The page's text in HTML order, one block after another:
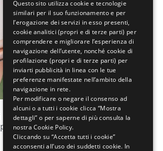
lo styling perfetto per i
con gli accessori
Questo sito utilizza cookie e tecnologie
similari per il suo funzionamento e per
l’erogazione dei servizi in esso presenti,
cookie analitici (propri e di terze parti) per
comprendere e migliorare l’esperienza di
navigazione dell’utente, nonché cookie di
profilazione (propri e di terze parti) per
inviarti pubblicità in linea con le tue
preferenze manifestate nell’ambito della
navigazione in rete.
Per modificare o negare il consenso ad
alcuni o a tutti i cookie clicca “Mostra
dettagli” o per saperne di più consulta la
nostra Cookie Policy.
Cliccando su “Accetta tutti i cookie”
acconsenti all’uso dei suddetti cookie. In